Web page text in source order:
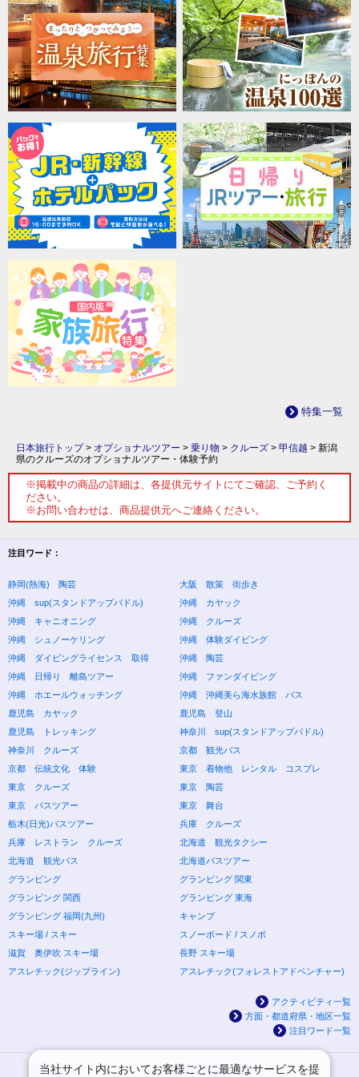
特集一覧
日本旅行トップ> オプショナルツアー > 乗り物 > クルーズ > 甲信越 > 新潟
県のクルーズのオプショナルツアー・体験予約
※掲載中の商品の詳細は、各提供元サイトにてご確認、ご予約く
ださい。
※お問い合わせは、商品提供元へご連絡ください。
注目ワード：
静岡(熱海) 陶芸
大阪 散策 街歩き
沖縄 sup(スタンドアップパドル)
沖縄 カヤック
沖縄 キャニオニング
沖縄 クルーズ
沖縄 シュノーケリング
沖縄 体験ダイビング
沖縄 ダイビングライセンス 取得
沖縄 陶芸
沖縄 日帰り 離島ツアー
沖縄 ファンダイビング
沖縄 ホエールウォッチング
沖縄 沖縄美ら海水族館 バス
鹿児島 カヤック
鹿児島 登山
鹿児島 トレッキング
神奈川 sup(スタンドアップパドル)
神奈川 クルーズ
京都 観光バス
京都 伝統文化 体験
東京 着物他 レンタル コスプレ
東京 クルーズ
東京 陶芸
東京 バスツアー
東京 舞台
栃木(日光)バスツアー
兵庫 クルーズ
兵庫 レストラン クルーズ
北海道 観光タクシー
北海道 観光バス
北海道バスツアー
グランピング
グランピング 関東
グランピング 関西
グランピング 東海
グランピング 福岡(九州)
キャンプ
スキー場 / スキー
スノーボード / スノボ
滋賀 奥伊吹 スキー場
長野 スキー場
アスレチック(ジップライン)
アスレチック(フォレストアドベンチャー)
アクティビティ一覧
方面・都道府県・地区一覧
注目ワード一覧
当社サイト内においてお客様ごとに最適なサービスを提